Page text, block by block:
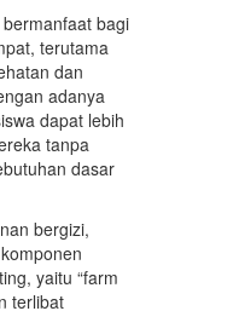
bagi
terutama
dan
adanya
dapat lebih
tanpa
dasar
bergizi,
yaitu “farm
terlibat